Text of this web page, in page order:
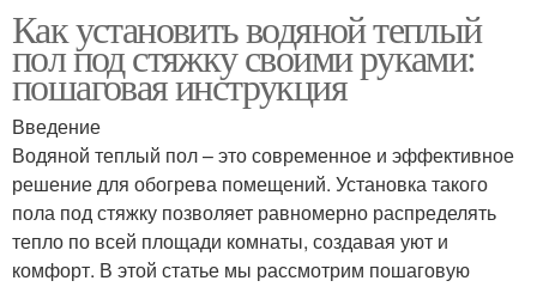
Как установить водяной теплый
пол под стяжку своими руками:
пошаговая инструкция
Введение
Водяной теплый пол – это современное и эффективное
решение для обогрева помещений. Установка такого
пола под стяжку позволяет равномерно распределять
тепло по всей площади комнаты, создавая уют и
комфорт. В этой статье мы рассмотрим пошаговую